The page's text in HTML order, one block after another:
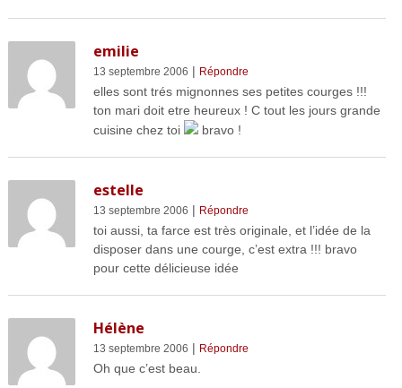
emilie
13 septembre 2006 | Répondre
elles sont trés mignonnes ses petites courges !!!
ton mari doit etre heureux ! C tout les jours grande
cuisine chez toi
bravo !
estelle
13 septembre 2006 | Répondre
toi aussi, ta farce est très originale, et l’idée de la
disposer dans une courge, c’est extra !!! bravo
pour cette délicieuse idée
Hélène
13 septembre 2006 | Répondre
Oh que c’est beau.